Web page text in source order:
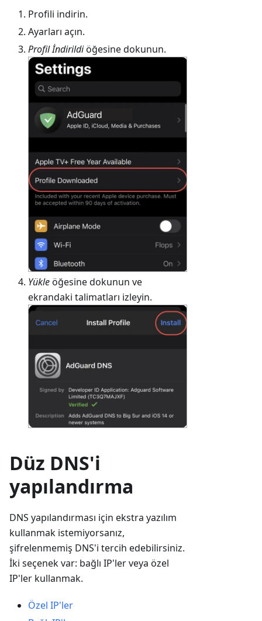
Profili indirin.
Ayarları açın.
Profil İndirildiöğesine dokunun.
Yükleöğesine dokunun ve
ekrandaki talimatları izleyin.
Düz DNS'i
yapılandırma
DNS yapılandırması için ekstra yazılım
kullanmak istemiyorsanız,
şifrelenmemiş DNS'i tercih edebilirsiniz.
İki seçenek var: bağlı IP'ler veya özel
IP'ler kullanmak.
Özel IP'ler